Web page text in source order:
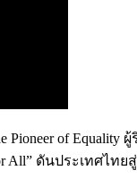
of Equality
All” ดันประเทศไ